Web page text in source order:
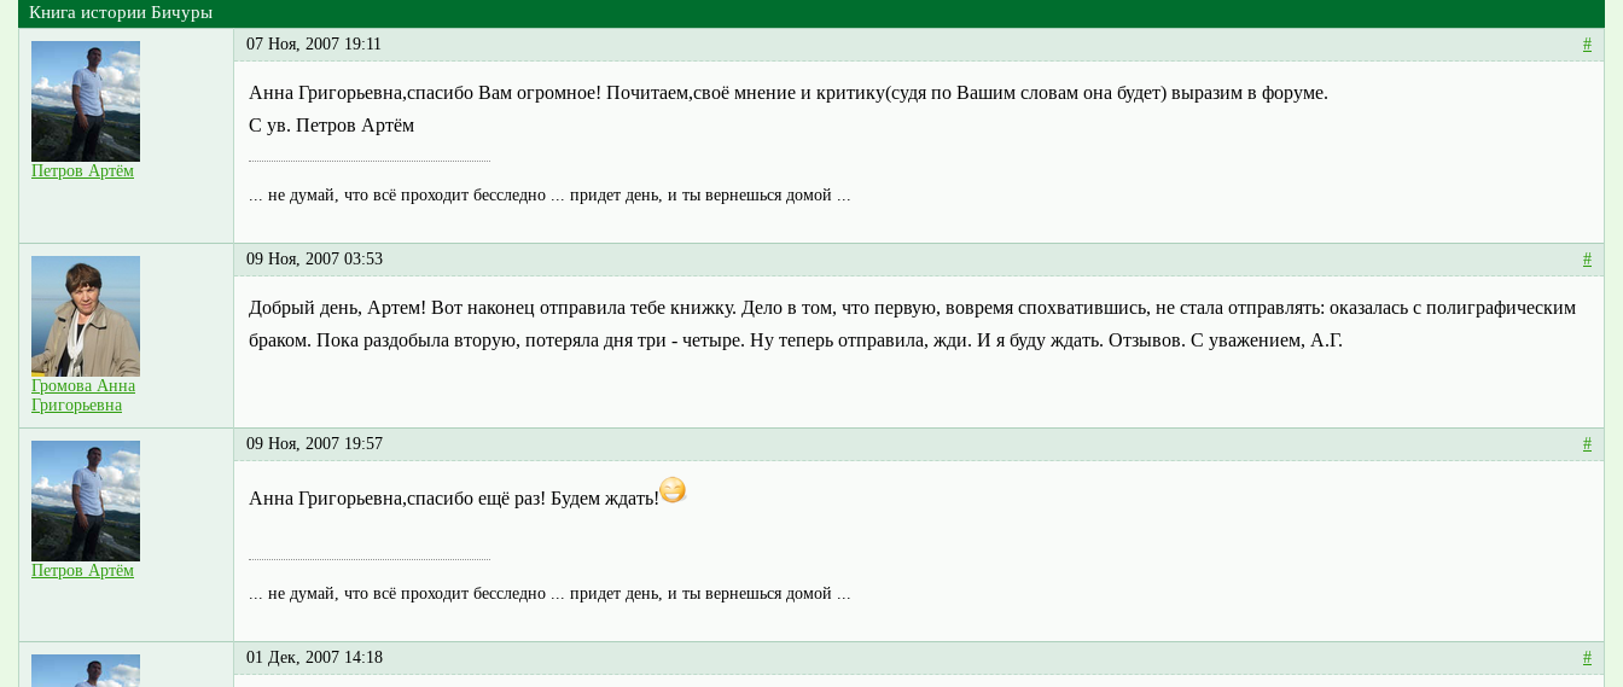
Книга истории Бичуры
Петров Артём
07 Ноя, 2007 19:11 #
Анна Григорьевна,спасибо Вам огромное! Почитаем,своё мнение и критику(судя по Вашим словам она будет) выразим в форуме.
С ув. Петров Артём
... не думай, что всё проходит бесследно ... придет день, и ты вернешься домой ...
Громова Анна
Григорьевна
09 Ноя, 2007 03:53 #
Добрый день, Артем! Вот наконец отправила тебе книжку. Дело в том, что первую, вовремя спохватившись, не стала отправлять: оказалась с полиграфическим
браком. Пока раздобыла вторую, потеряла дня три - четыре. Ну теперь отправила, жди. И я буду ждать. Отзывов. С уважением, А.Г.
Петров Артём
09 Ноя, 2007 19:57 #
Анна Григорьевна,спасибо ещё раз! Будем ждать!
... не думай, что всё проходит бесследно ... придет день, и ты вернешься домой ...
01 Дек, 2007 14:18 #